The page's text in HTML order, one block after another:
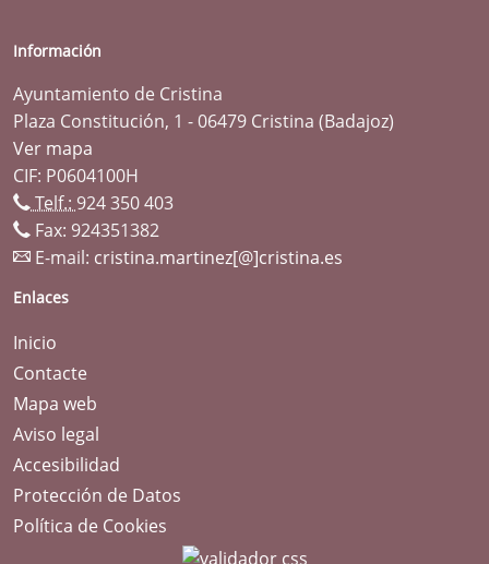
Información
Ayuntamiento de Cristina
Plaza Constitución, 1 - 06479 Cristina (Badajoz)
Ver mapa
CIF: P0604100H
Telf.: 924 350 403
Fax: 924351382
E-mail: cristina.martinez[@]cristina.es
Enlaces
Inicio
Contacte
Mapa web
Aviso legal
Accesibilidad
Protección de Datos
Política de Cookies